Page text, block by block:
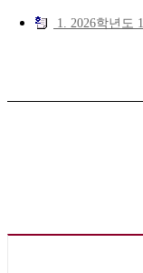
1. 2026학년도